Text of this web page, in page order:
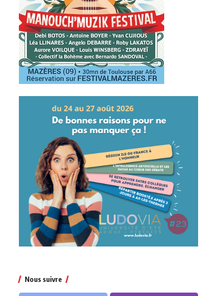
Nous suivre